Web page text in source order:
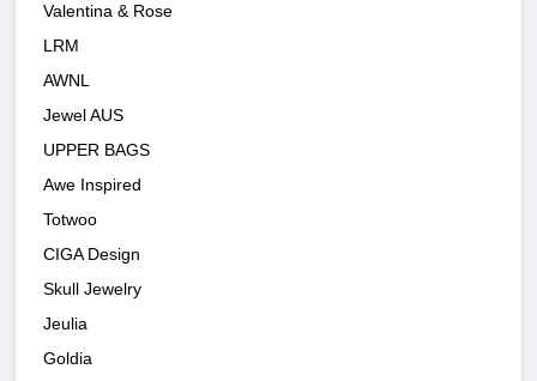
Valentina & Rose
LRM
AWNL
Jewel AUS
UPPER BAGS
Awe Inspired
Totwoo
CIGA Design
Skull Jewelry
Jeulia
Goldia